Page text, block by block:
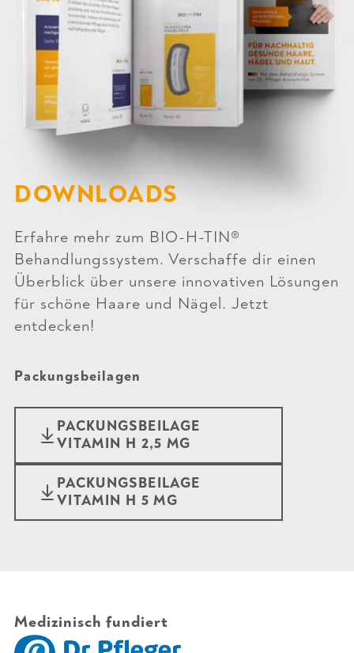
DOWNLOADS
Erfahre mehr zum BIO-H-TIN®
Behandlungssystem. Verschaffe dir einen
Überblick über unsere innovativen Lösungen
für schöne Haare und Nägel. Jetzt
entdecken!
Packungsbeilagen
PACKUNGSBEILAGE
VITAMIN H 2,5 MG
PACKUNGSBEILAGE
VITAMIN H 5 MG
Medizinisch fundiert